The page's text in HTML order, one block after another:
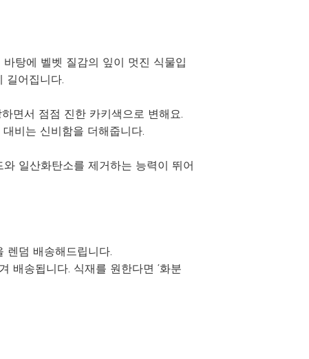
탕에 벨벳 질감의 잎이 멋진 식물입
길어집니다.
면서 점점 진한 카키색으로 변해요.
비는 신비함을 더해줍니다.
일산화탄소를 제거하는 능력이 뛰어
렌덤 배송해드립니다.
배송됩니다. 식재를 원한다면 ‘화분